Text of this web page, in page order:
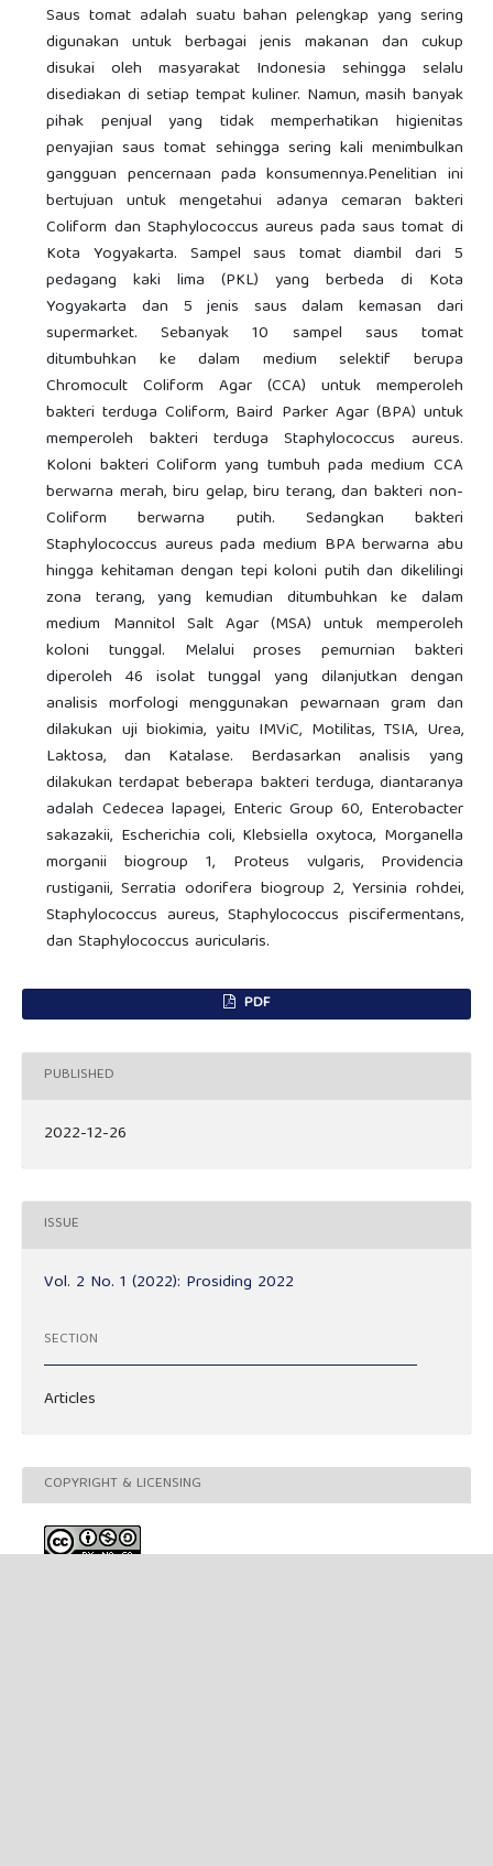
Saus tomat adalah suatu bahan pelengkap yang sering
digunakan untuk berbagai jenis makanan dan cukup
disukai oleh masyarakat Indonesia sehingga selalu
disediakan di setiap tempat kuliner. Namun, masih banyak
pihak penjual yang tidak memperhatikan higienitas
penyajian saus tomat sehingga sering kali menimbulkan
gangguan pencernaan pada konsumennya.Penelitian ini
bertujuan untuk mengetahui adanya cemaran bakteri
Coliform dan Staphylococcus aureus pada saus tomat di
Kota Yogyakarta. Sampel saus tomat diambil dari 5
pedagang kaki lima (PKL) yang berbeda di Kota
Yogyakarta dan 5 jenis saus dalam kemasan dari
supermarket. Sebanyak 10 sampel saus tomat
ditumbuhkan ke dalam medium selektif berupa
Chromocult Coliform Agar (CCA) untuk memperoleh
bakteri terduga Coliform, Baird Parker Agar (BPA) untuk
memperoleh bakteri terduga Staphylococcus aureus.
Koloni bakteri Coliform yang tumbuh pada medium CCA
berwarna merah, biru gelap, biru terang, dan bakteri non-
Coliform berwarna putih. Sedangkan bakteri
Staphylococcus aureus pada medium BPA berwarna abu
hingga kehitaman dengan tepi koloni putih dan dikelilingi
zona terang, yang kemudian ditumbuhkan ke dalam
medium Mannitol Salt Agar (MSA) untuk memperoleh
koloni tunggal. Melalui proses pemurnian bakteri
diperoleh 46 isolat tunggal yang dilanjutkan dengan
analisis morfologi menggunakan pewarnaan gram dan
dilakukan uji biokimia, yaitu IMViC, Motilitas, TSIA, Urea,
Laktosa, dan Katalase. Berdasarkan analisis yang
dilakukan terdapat beberapa bakteri terduga, diantaranya
adalah Cedecea lapagei, Enteric Group 60, Enterobacter
sakazakii, Escherichia coli, Klebsiella oxytoca, Morganella
morganii biogroup 1, Proteus vulgaris, Providencia
rustiganii, Serratia odorifera biogroup 2, Yersinia rohdei,
Staphylococcus aureus, Staphylococcus piscifermentans,
dan Staphylococcus auricularis.
PDF
PUBLISHED
2022-12-26
ISSUE
Vol. 2 No. 1 (2022): Prosiding 2022
SECTION
Articles
COPYRIGHT & LICENSING